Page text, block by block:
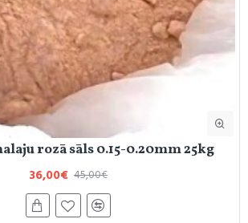
rozā sāls 0.15-0.20mm 25kg
36,00€ 45,00€